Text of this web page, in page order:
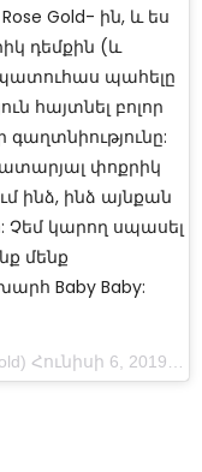
Gold- ին, և ես
դեմքին (և
պահելը
հայտնել բոլոր
փոքրիկ
ինձ, ինձ այնքան
կարող սպասել
մենք
Baby Baby:
6, 2019-ին, ժամը 4: 58-ին PDT